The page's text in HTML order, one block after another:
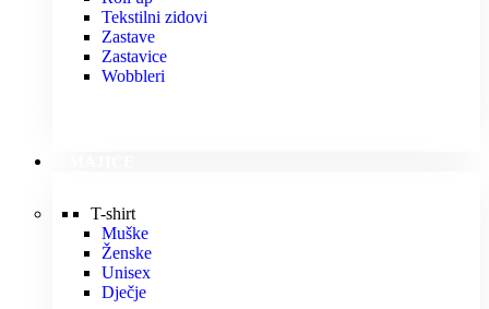
Tekstilni zidovi
Zastave
Zastavice
Wobbleri
T-shirt
Muške
Ženske
Unisex
Dječje